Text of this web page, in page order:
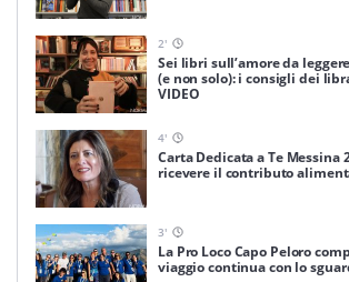
2'
Sei libri sull’amore da
(e non solo): i consigli dei
VIDEO
4'
Carta Dedicata a Te Messina
ricevere il contributo
3'
La Pro Loco Capo Peloro
viaggio continua con lo